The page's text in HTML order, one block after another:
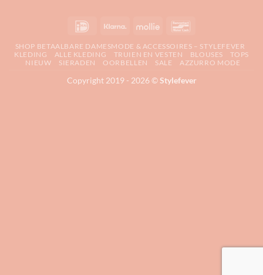
IDeal Klarna Mollie
SHOP BETAALBARE DAMESMODE & ACCESSOIRES – STYLEFEVER
KLEDING
ALLE KLEDING TRUIEN EN VESTEN BLOUSES
TOPS
NIEUW
SIERADEN OORBELLEN SALE AZZURRO MODE
Copyright 2019 - 2026 ©Stylefever